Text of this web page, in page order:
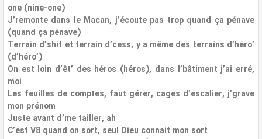
one (nine-one)
J’remonte dans le Macan, j’écoute pas trop quand ça pénave
(quand ça pénave)
Terrain d’shit et terrain d’cess, y a même des terrains d’héro’
(d’héro’)
On est loin d’êt’ des héros (héros), dans l’bâtiment j’ai erré,
moi
Les feuilles de comptes, faut gérer, cages d’escalier, j’grave
mon prénom
Juste avant d’me tailler, ah
C’est V8 quand on sort, seul Dieu connait mon sort